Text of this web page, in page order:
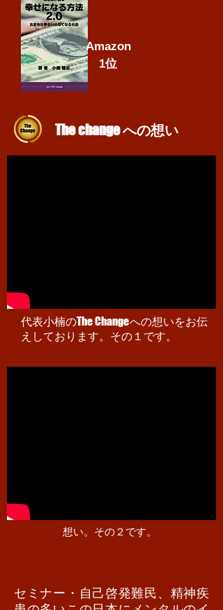
Amazon
​1位
The changeへの想い
代表小楠のThe Changeへの想いをお伝
えしております。その１です。
​想い。その２です。
セミナー・自己啓発難民、精神疾